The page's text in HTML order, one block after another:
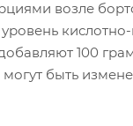
возле
100
быть